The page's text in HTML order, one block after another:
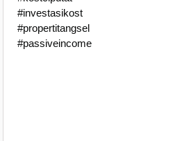
#investasikost
#propertitangsel
#passiveincome